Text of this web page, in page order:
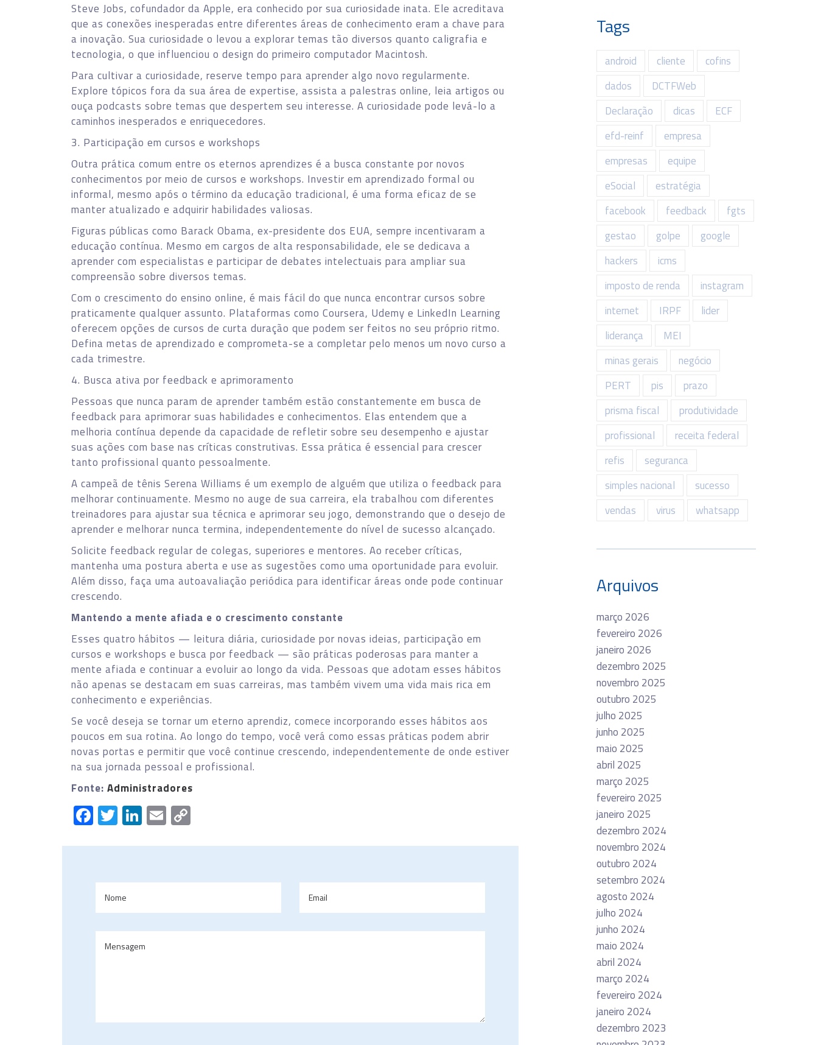
Steve Jobs, cofundador da Apple, era conhecido por sua curiosidade inata. Ele acreditava
que as conexões inesperadas entre diferentes áreas de conhecimento eram a chave para
a inovação. Sua curiosidade o levou a explorar temas tão diversos quanto caligrafia e
tecnologia, o que influenciou o design do primeiro computador Macintosh.
Para cultivar a curiosidade, reserve tempo para aprender algo novo regularmente.
Explore tópicos fora da sua área de expertise, assista a palestras online, leia artigos ou
ouça podcasts sobre temas que despertem seu interesse. A curiosidade pode levá-lo a
caminhos inesperados e enriquecedores.
3. Participação em cursos e workshops
Outra prática comum entre os eternos aprendizes é a busca constante por novos
conhecimentos por meio de cursos e workshops. Investir em aprendizado formal ou
informal, mesmo após o término da educação tradicional, é uma forma eficaz de se
manter atualizado e adquirir habilidades valiosas.
Figuras públicas como Barack Obama, ex-presidente dos EUA, sempre incentivaram a
educação contínua. Mesmo em cargos de alta responsabilidade, ele se dedicava a
aprender com especialistas e participar de debates intelectuais para ampliar sua
compreensão sobre diversos temas.
Com o crescimento do ensino online, é mais fácil do que nunca encontrar cursos sobre
praticamente qualquer assunto. Plataformas como Coursera, Udemy e LinkedIn Learning
oferecem opções de cursos de curta duração que podem ser feitos no seu próprio ritmo.
Defina metas de aprendizado e comprometa-se a completar pelo menos um novo curso a
cada trimestre.
4. Busca ativa por feedback e aprimoramento
Pessoas que nunca param de aprender também estão constantemente em busca de
feedback para aprimorar suas habilidades e conhecimentos. Elas entendem que a
melhoria contínua depende da capacidade de refletir sobre seu desempenho e ajustar
suas ações com base nas críticas construtivas. Essa prática é essencial para crescer
tanto profissional quanto pessoalmente.
A campeã de tênis Serena Williams é um exemplo de alguém que utiliza o feedback para
melhorar continuamente. Mesmo no auge de sua carreira, ela trabalhou com diferentes
treinadores para ajustar sua técnica e aprimorar seu jogo, demonstrando que o desejo de
aprender e melhorar nunca termina, independentemente do nível de sucesso alcançado.
Solicite feedback regular de colegas, superiores e mentores. Ao receber críticas,
mantenha uma postura aberta e use as sugestões como uma oportunidade para evoluir.
Além disso, faça uma autoavaliação periódica para identificar áreas onde pode continuar
crescendo.
Mantendo a mente afiada e o crescimento constante
Esses quatro hábitos — leitura diária, curiosidade por novas ideias, participação em
cursos e workshops e busca por feedback — são práticas poderosas para manter a
mente afiada e continuar a evoluir ao longo da vida. Pessoas que adotam esses hábitos
não apenas se destacam em suas carreiras, mas também vivem uma vida mais rica em
conhecimento e experiências.
Se você deseja se tornar um eterno aprendiz, comece incorporando esses hábitos aos
poucos em sua rotina. Ao longo do tempo, você verá como essas práticas podem abrir
novas portas e permitir que você continue crescendo, independentemente de onde estiver
na sua jornada pessoal e profissional.
Fonte: Administradores
Facebook
Twitter
LinkedIn
Email
Tags
android cliente
cofins
dados
DCTFWeb
Declaração
dicas
ECF
efd-reinf
empresa
empresas
equipe
eSocial
estratégia
facebook
feedback
fgts
gestao
golpe
google
hackers
icms
imposto de renda
instagram
internet
IRPF
lider
liderança
MEI
minas gerais
negócio
PERT
pis
prazo
prisma fiscal
produtividade
profissional
receita federal
refis
seguranca
simples nacional
sucesso
vendas
virus whatsapp
Arquivos
março 2026
fevereiro 2026
janeiro 2026
dezembro 2025
novembro 2025
outubro 2025
julho 2025
junho 2025
maio 2025
abril 2025
março 2025
fevereiro 2025
janeiro 2025
dezembro 2024
novembro 2024
outubro 2024
setembro 2024
agosto 2024
julho 2024
junho 2024
maio 2024
abril 2024
março 2024
fevereiro 2024
janeiro 2024
dezembro 2023